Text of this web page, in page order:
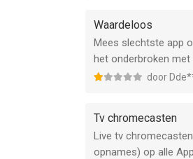
Waardeloos
Mees slechtste app
het onderbroken met
door
Tv chromecasten
Live tv
opnames) op alle